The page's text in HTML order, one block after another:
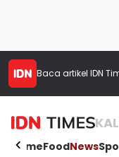
Baca artikel IDN
HomeFoodNews